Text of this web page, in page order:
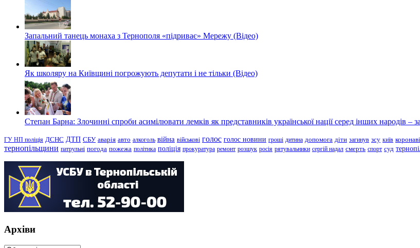
Запальний танець монаха з Тернополя «підриває» Мережу (Відео)
Як школяру на Київщині погрожують депутати і не тільки (Відео)
Степан Барна: Злочинні спроби асимілювати лемків як представників української нації серед інших народів –
ГУ НП поліція ДСНС ДТП СБУ аварія авто алкоголь війна військові голос голос новини гроші дитина допомога діти загинув зсу київ
тернопільщини патрульні погода пожежа політика поліція прокуратура ремонт розшук росія рятувальники сергій надал смерть спорт суд
Архіви